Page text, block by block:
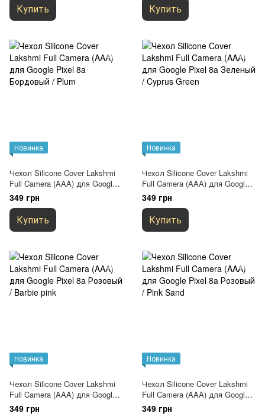
Купить Купить
Новинка
Чехол Silicone Cover Lakshmi
Full Camera (AAA) для Google
Pixel 8a Бордовый / Plum
349 грн
Купить
Новинка
Чехол Silicone Cover Lakshmi
Full Camera (AAA) для Google
Pixel 8a Зеленый / Cyprus
Green
349 грн
Купить
Новинка
Чехол Silicone Cover Lakshmi
Full Camera (AAA) для Google
Pixel 8a Розовый / Barbie pink
349 грн
Новинка
Чехол Silicone Cover Lakshmi
Full Camera (AAA) для Google
Pixel 8a Розовый / Pink Sand
349 грн